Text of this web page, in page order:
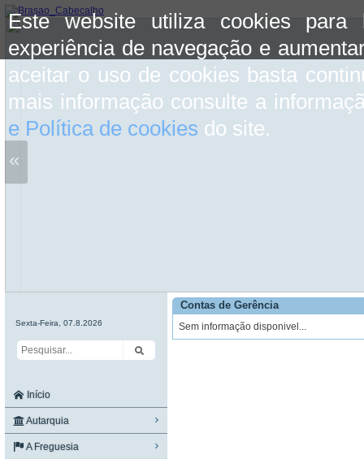
Este website utiliza cookies para
experiência de navegação e
aceitar o uso de cookies basta
mais informação consulte a
e Política de cookies do site.
«
Sexta-Feira, 07.8.2026
Início
Autarquia
A Freguesia
Contas de Gerência
Sem informação disponivel...